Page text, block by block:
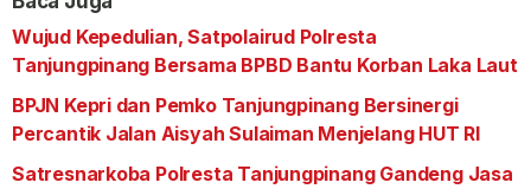
Wujud Kepedulian, Satpolairud Polresta
Tanjungpinang Bersama BPBD Bantu Korban Laka Laut
BPJN Kepri dan Pemko Tanjungpinang Bersinergi
Percantik Jalan Aisyah Sulaiman Menjelang HUT RI
Satresnarkoba Polresta Tanjungpinang Gandeng Jasa